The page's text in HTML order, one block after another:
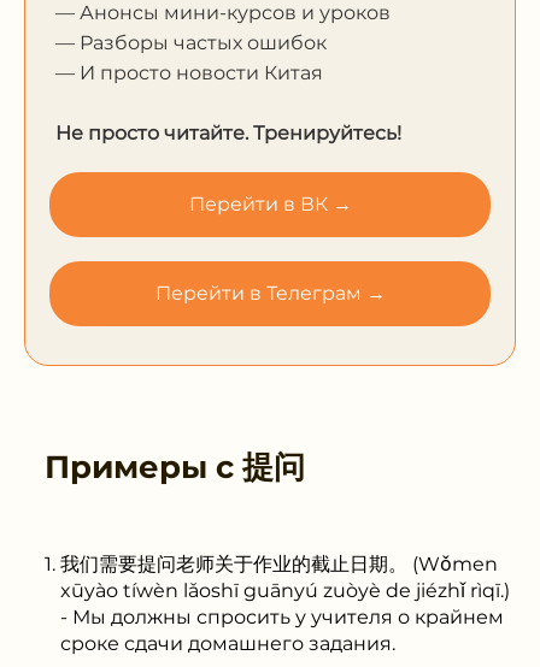
— Анонсы мини-курсов и уроков
— Разборы частых ошибок
— И просто новости Китая
Не просто читайте. Тренируйтесь!
Перейти в ВК →
Перейти в Телеграм →
Примеры с 提问
我们需要提问老师关于作业的截止日期。 (Wǒmen
xūyào tíwèn lǎoshī guānyú zuòyè de jiézhǐ rìqī.)
- Мы должны спросить у учителя о крайнем
сроке сдачи домашнего задания.